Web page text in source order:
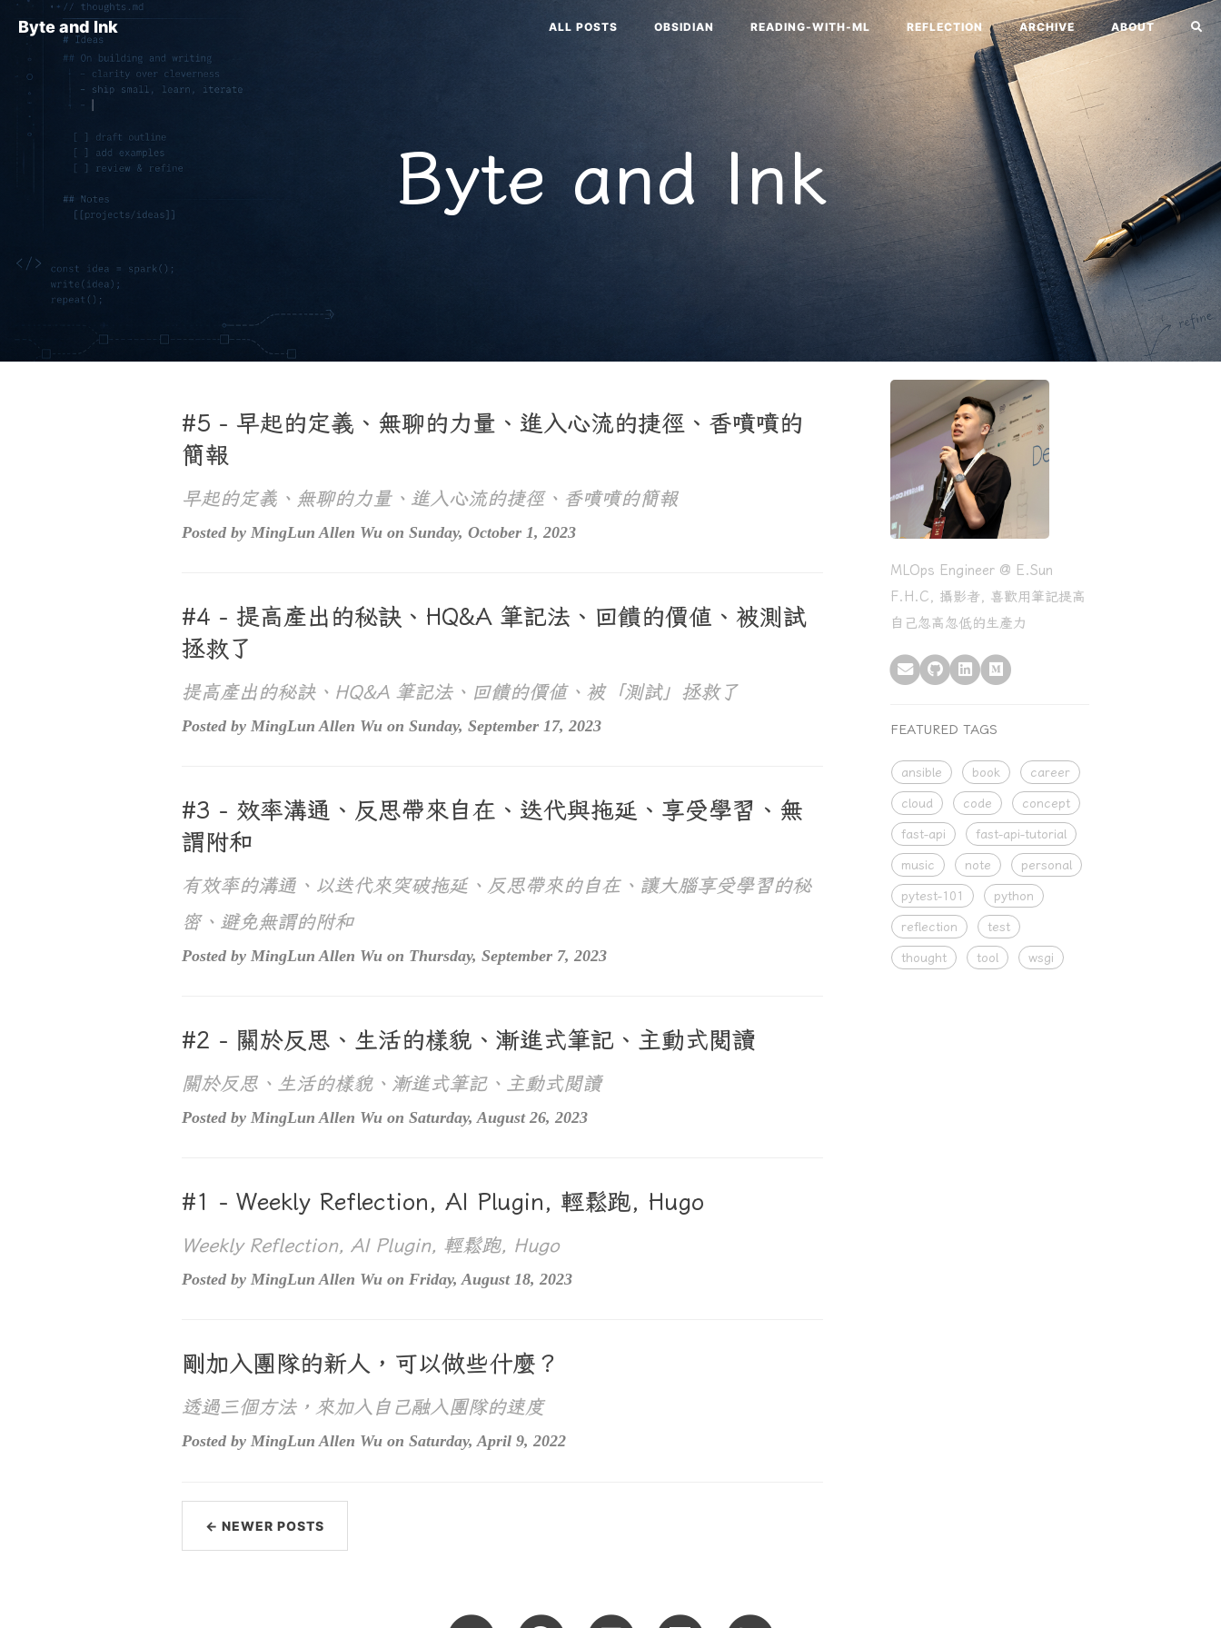
Byte and Ink ALL POSTS OBSIDIAN READING-WITH-ML REFLECTION ARCHIVE ABOUT
Byte and Ink
#5 - 早起的定義、無聊的力量、進入心流的捷徑、香噴噴的
簡報
早起的定義、無聊的力量、進入心流的捷徑、香噴噴的簡報
Posted by MingLun Allen Wu on Sunday, October 1, 2023
#4 - 提高產出的秘訣、HQ&A 筆記法、回饋的價值、被測試
拯救了
提高產出的秘訣、HQ&A 筆記法、回饋的價值、被「測試」拯救了
Posted by MingLun Allen Wu on Sunday, September 17, 2023
#3 - 效率溝通、反思帶來自在、迭代與拖延、享受學習、無
謂附和
有效率的溝通、以迭代來突破拖延、反思帶來的自在、讓大腦享受學習的秘
密、避免無謂的附和
Posted by MingLun Allen Wu on Thursday, September 7, 2023
#2 - 關於反思、生活的樣貌、漸進式筆記、主動式閱讀
關於反思、生活的樣貌、漸進式筆記、主動式閱讀
Posted by MingLun Allen Wu on Saturday, August 26, 2023
#1 - Weekly Reflection, AI Plugin, 輕鬆跑, Hugo
Weekly Reflection, AI Plugin, 輕鬆跑, Hugo
Posted by MingLun Allen Wu on Friday, August 18, 2023
剛加入團隊的新人，可以做些什麼？
透過三個方法，來加入自己融入團隊的速度
Posted by MingLun Allen Wu on Saturday, April 9, 2022
← NEWER POSTS
MLOps Engineer @ E.Sun
F.H.C, 攝影者, 喜歡用筆記提高
自己忽高忽低的生產力
FEATURED TAGS
ansible book
career
cloud
code
concept
fast-api
fast-api-tutorial
music
note
personal
pytest-101
python
reflection
test
thought
tool wsgi